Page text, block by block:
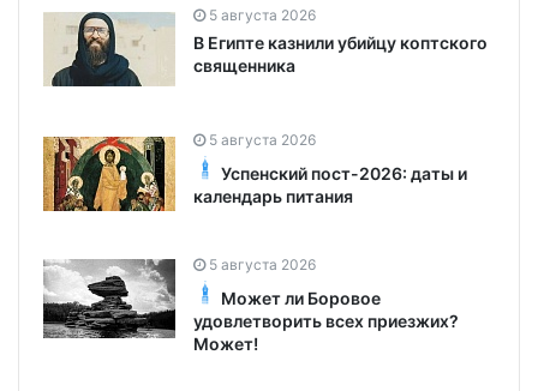
5 августа 2026
В Египте казнили убийцу коптского
священника
5 августа 2026
Успенский пост-2026: даты и
календарь питания
5 августа 2026
Может ли Боровое
удовлетворить всех приезжих?
Может!